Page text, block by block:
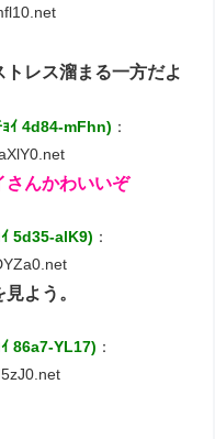
レス溜まる一方だよ
ｮｲ 4d84-mFhn) ：
さんかわいいぞ
5d35-alK9) ：
よう。
86a7-YL17) ：